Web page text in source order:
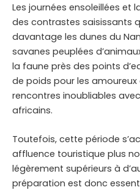
Les journées ensoleillées et
des contrastes saisissants
davantage les dunes du
savanes peuplées
la faune près des points
de poids pour les
rencontres inoubliables
africains.
Toutefois, cette période
affluence touristique plus
légèrement supérieurs à
préparation est donc